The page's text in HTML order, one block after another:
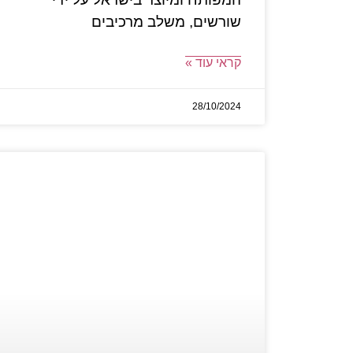
שורשים, משלב מרכיבים
קראי עוד »
28/10/2024